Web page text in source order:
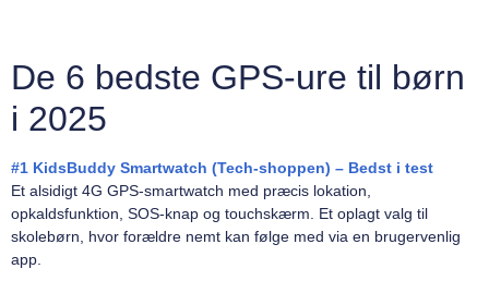
De 6 bedste GPS-ure til børn
i 2025
#1 KidsBuddy Smartwatch (Tech-shoppen) – Bedst i test
Et alsidigt 4G GPS-smartwatch med præcis lokation,
opkaldsfunktion, SOS-knap og touchskærm. Et oplagt valg til
skolebørn, hvor forældre nemt kan følge med via en brugervenlig
app.